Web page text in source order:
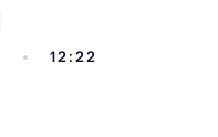
12:22